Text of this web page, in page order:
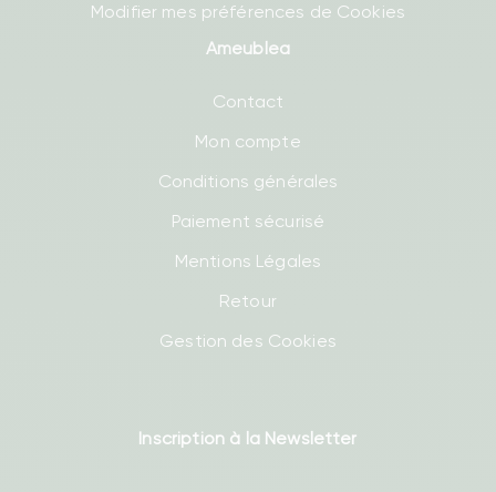
Modifier mes préférences de Cookies
Ameublea
Contact
Mon compte
Conditions générales
Paiement sécurisé
Mentions Légales
Retour
Gestion des Cookies
Inscription à la Newsletter